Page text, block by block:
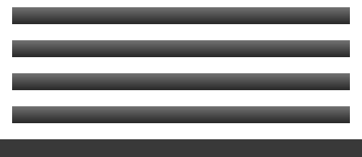
AHC
PMMT
AQUATEC